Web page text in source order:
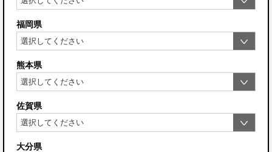
福岡県
熊本県
佐賀県
大分県